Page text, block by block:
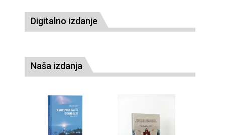
Digitalno izdanje
Naša izdanja